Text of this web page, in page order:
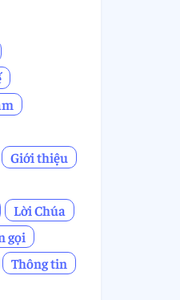
Giới thiệu
Lời Chúa
gọi
Thông tin